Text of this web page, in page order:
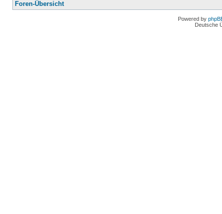
Foren-Übersicht
Powered by
Deutsche